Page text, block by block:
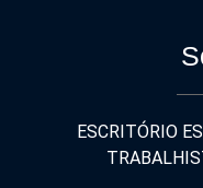
ESCRITÓRIO